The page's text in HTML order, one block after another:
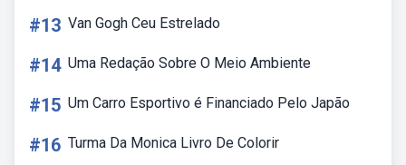
#13 Van Gogh Ceu Estrelado
#14 Uma Redação Sobre O Meio Ambiente
#15 Um Carro Esportivo é Financiado Pelo Japão
#16 Turma Da Monica Livro De Colorir